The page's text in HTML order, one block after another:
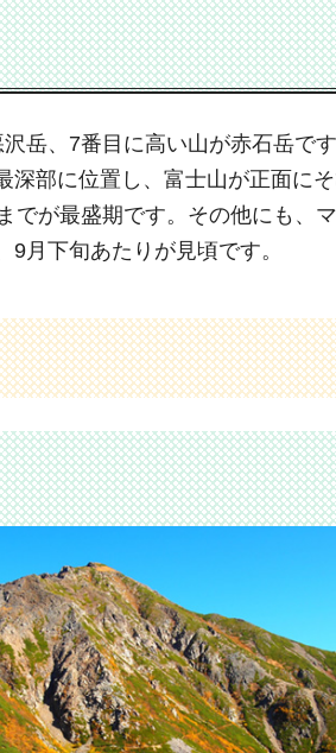
岳、7番目に高い山が赤石岳で
深部に位置し、富士山が正面に
でが最盛期です。その他にも、
月下旬あたりが見頃です。